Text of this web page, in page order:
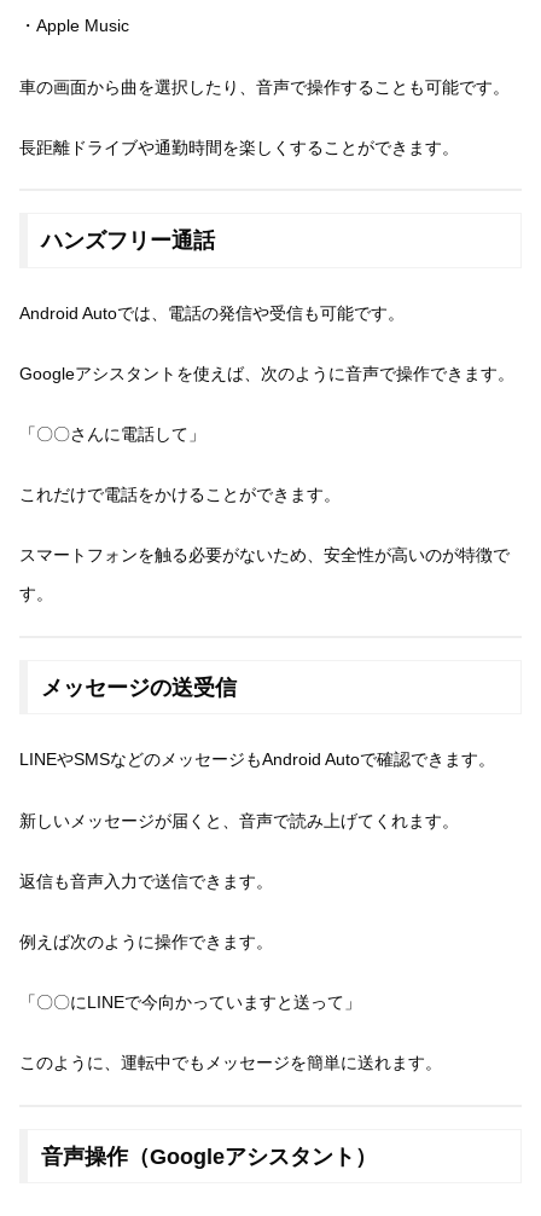
・Apple Music
車の画面から曲を選択したり、音声で操作することも可能です。
長距離ドライブや通勤時間を楽しくすることができます。
ハンズフリー通話
Android Autoでは、電話の発信や受信も可能です。
Googleアシスタントを使えば、次のように音声で操作できます。
「〇〇さんに電話して」
これだけで電話をかけることができます。
スマートフォンを触る必要がないため、安全性が高いのが特徴で
す。
メッセージの送受信
LINEやSMSなどのメッセージもAndroid Autoで確認できます。
新しいメッセージが届くと、音声で読み上げてくれます。
返信も音声入力で送信できます。
例えば次のように操作できます。
「〇〇にLINEで今向かっていますと送って」
このように、運転中でもメッセージを簡単に送れます。
音声操作（Googleアシスタント）